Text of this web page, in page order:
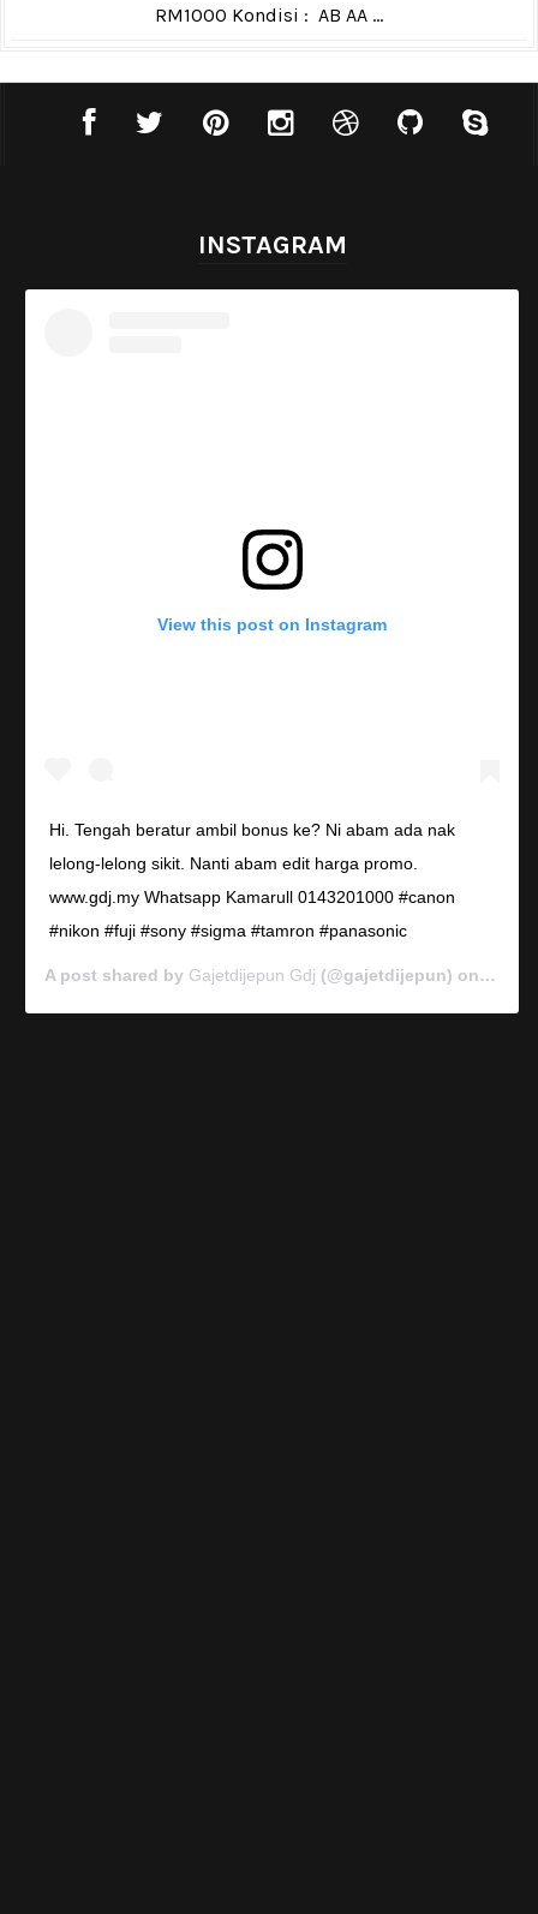
RM1000 Kondisi : AB AA ...
INSTAGRAM
View this post on Instagram
Hi. Tengah beratur ambil bonus ke? Ni abam ada nak
lelong-lelong sikit. Nanti abam edit harga promo.
www.gdj.my Whatsapp Kamarull 0143201000 #canon
#nikon #fuji #sony #sigma #tamron #panasonic
A post shared by Gajetdijepun Gdj (@gajetdijepun) on Jan 7,